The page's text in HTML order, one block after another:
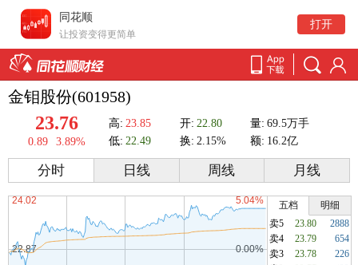
同花顺
让投资变得更简单
打开
金钼股份(601958)
23.76
0.89 3.89%
高: 23.85 开: 22.80 量: 69.5万手
低: 22.49 换: 2.15% 额: 16.2亿
分时 日线 周线 月线
五档
明细
卖5
23.80
2888
卖4
23.79
654
卖3
23.78
226